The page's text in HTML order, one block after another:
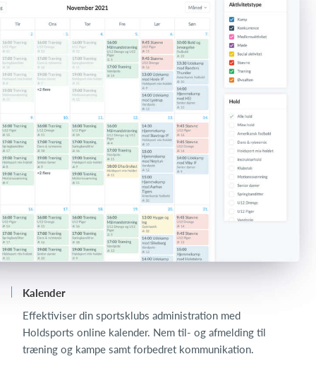
Kalender
Effektiviser din sportsklubs administration med
Holdsports online kalender. Nem til- og afmelding til
træning og kampe samt forbedret kommunikation.